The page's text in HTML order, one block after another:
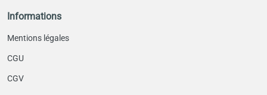
Informations
Mentions légales
CGU
CGV